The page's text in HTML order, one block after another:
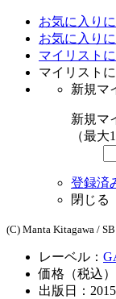
お気に入り
お気に入り
マイリスト
マイリスト
新規マ
新規マ
（最大
登録済
閉じる
(C) Manta Kitagawa /
レーベル：
価格（税込
出版日：